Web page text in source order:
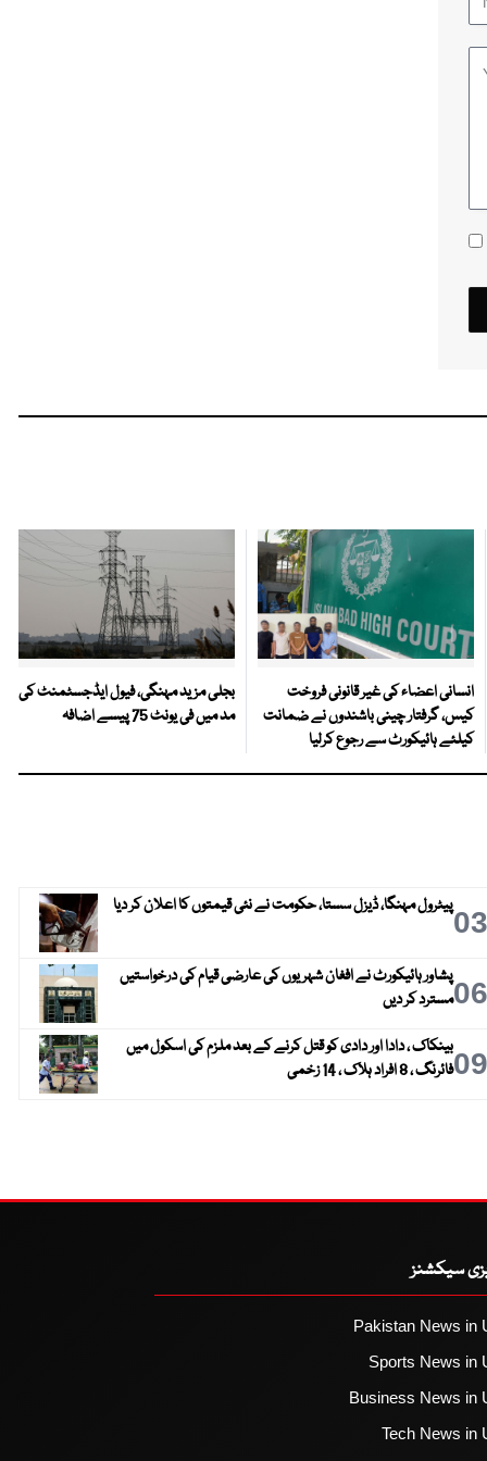
انسانی اعضاء کی غیر قانونی فروخت
کیس، گرفتار چینی باشندوں نے ضمانت
کیلئے ہائیکورٹ سے رجوع کرلیا
بجلی مزید مہنگی، فیول ایڈجسٹمنٹ کی
مد میں فی یونٹ 75 پیسے اضافہ
03پیٹرول مہنگا، ڈیزل سستا، حکومت نے نئی قیمتوں کا اعلان کر دیا
06پشاور ہائیکورٹ نے افغان شہریوں کی عارضی قیام کی درخواستیں
مسترد کر دیں
09بینکاک ، دادا اور دادی کو قتل کرنے کے بعد ملزم کی اسکول میں
فائرنگ ، 8 افراد ہلاک ، 14 زخمی
سیکشنز
Pakistan News in
Sports News in
Business News in
Tech News in